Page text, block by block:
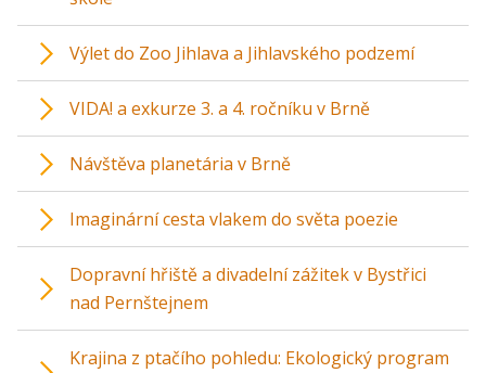
Výlet do Zoo Jihlava a Jihlavského podzemí
VIDA! a exkurze 3. a 4. ročníku v Brně
Návštěva planetária v Brně
Imaginární cesta vlakem do světa poezie
Dopravní hřiště a divadelní zážitek v Bystřici
nad Pernštejnem
Krajina z ptačího pohledu: Ekologický program